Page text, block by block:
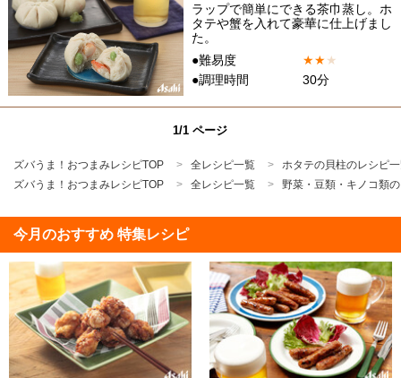
ラップで簡単にできる茶巾蒸し。ホ
タテや蟹を入れて豪華に仕上げまし
た。
●難易度
★★★
●調理時間
30分
1/1 ページ
ズバうま！おつまみレシピTOP 全レシピ一覧
ホタテの貝柱のレシピ
ズバうま！おつまみレシピTOP
全レシピ一覧 野菜・豆類・キノコ類
今月のおすすめ 特集レシピ